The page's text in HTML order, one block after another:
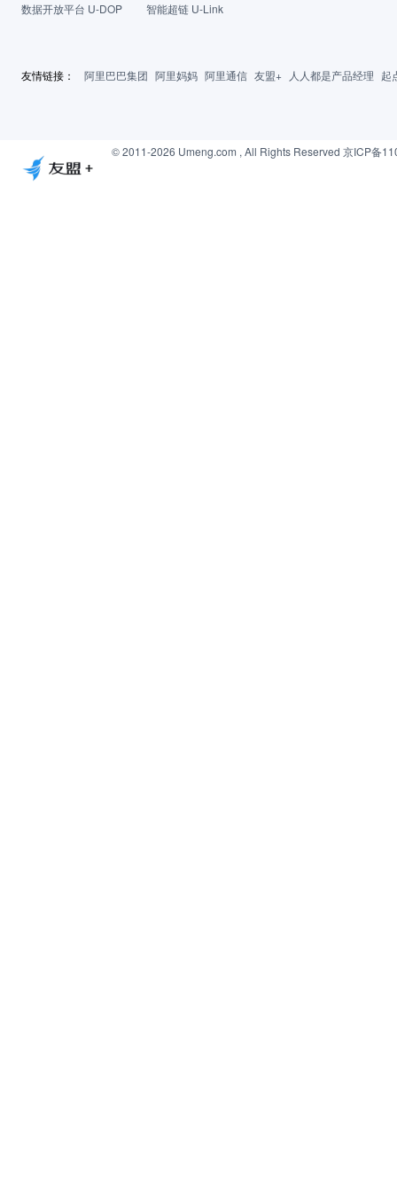
数据开放平台 U-DOP
智能超链 U-Link
友情链接： 阿里巴巴集团 阿里妈妈 阿里通信 友盟+ 人人都是产品经理 起
© 2011-2026 Umeng.com , All Rights Reserved 京ICP备